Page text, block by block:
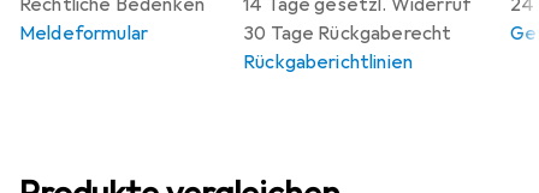
14 Tage gesetzl. Widerruf
30 Tage Rückgaberecht
Rückgaberichtlinien
24
Rechtliche Bedenken
Meldeformular